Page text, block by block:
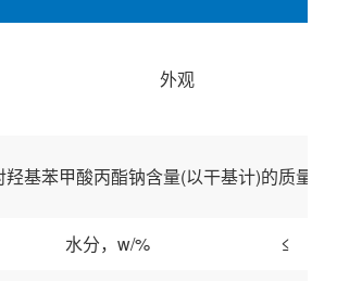
外观
羟基苯甲酸丙酯钠含量(以干基计)的质量分
水分，w/% ≤